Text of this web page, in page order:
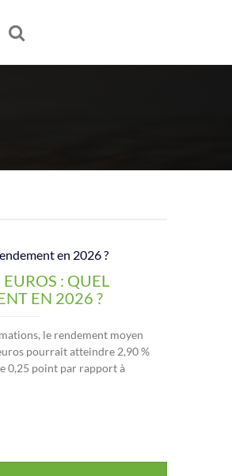
: QUEL
EN 2026 ?
le rendement moyen
pourrait atteindre 2,90 %
0,25 point par rapport à